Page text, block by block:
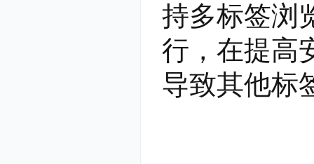
持多标签浏
行，在提高
导致其他标